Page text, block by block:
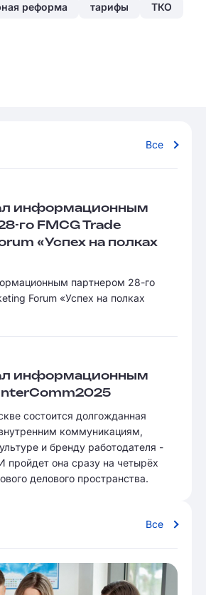
реформа тарифы
ТКО
Все
информационным
го FMCG Trade
«Успех на полках
партнером 28-го
Forum «Успех на полках
информационным
состоится долгожданная
коммуникациям,
и бренду работодателя -
пройдет она сразу на четырёх
делового пространства.
Все